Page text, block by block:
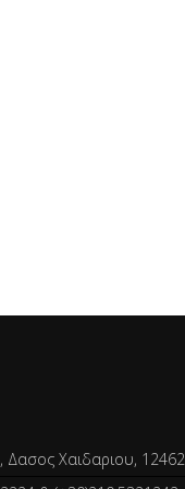
Χαιδαριου, 12462